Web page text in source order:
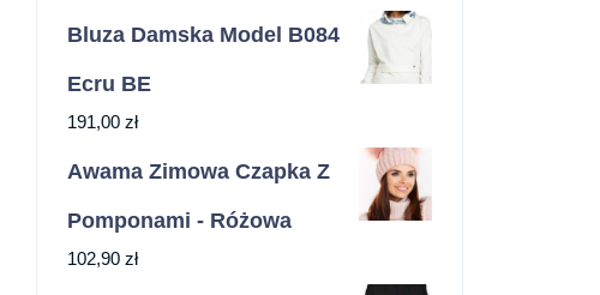
Bluza Damska Model B084
Ecru BE
191,00 zł
Awama Zimowa Czapka Z
Pomponami - Różowa
102,90 zł